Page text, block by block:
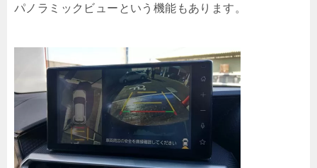
パノラミックビューという機能もあります。